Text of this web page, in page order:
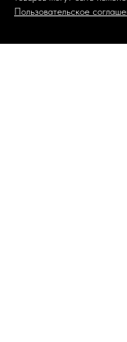
Пользовательское